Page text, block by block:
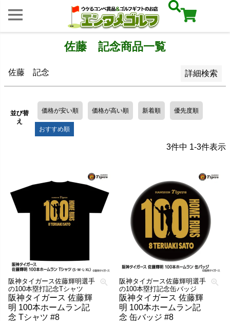
佐藤 記念商品一覧
佐藤 記念 詳細検索
レビュー順
キーワードヒット順
検索
並び替
え
価格が安い順 価格が高い順 新着順 優先度順
おすすめ順
3件中 1-3件表示
阪神タイガース佐藤輝明選手
の100本塁打記念Tシャツ
阪神タイガース 佐藤輝
明 100本ホームラン記
念 Tシャツ #8
阪神タイガース佐藤輝明選手
の100本塁打記念缶バッジ
阪神タイガース 佐藤輝
明 100本ホームラン記
念 缶バッジ #8